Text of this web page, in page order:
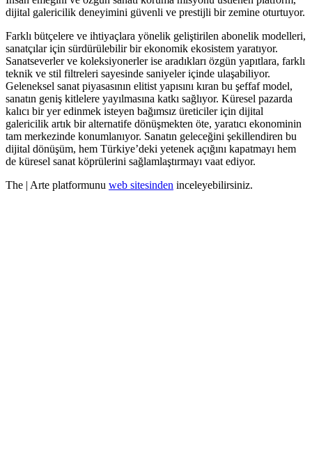
dijital galericilik deneyimini güvenli ve prestijli bir zemine oturtuyor.
Farklı bütçelere ve ihtiyaçlara yönelik geliştirilen abonelik modelleri,
sanatçılar için sürdürülebilir bir ekonomik ekosistem yaratıyor.
Sanatseverler ve koleksiyonerler ise aradıkları özgün yapıtlara, farklı
teknik ve stil filtreleri sayesinde saniyeler içinde ulaşabiliyor.
Geleneksel sanat piyasasının elitist yapısını kıran bu şeffaf model,
sanatın geniş kitlelere yayılmasına katkı sağlıyor. Küresel pazarda
kalıcı bir yer edinmek isteyen bağımsız üreticiler için dijital
galericilik artık bir alternatife dönüşmekten öte, yaratıcı ekonominin
tam merkezinde konumlanıyor. Sanatın geleceğini şekillendiren bu
dijital dönüşüm, hem Türkiye’deki yetenek açığını kapatmayı hem
de küresel sanat köprülerini sağlamlaştırmayı vaat ediyor.
The | Arte platformunu web sitesinden inceleyebilirsiniz.